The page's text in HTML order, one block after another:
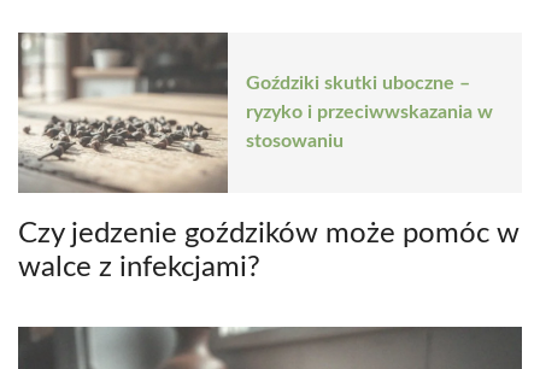
Goździki skutki uboczne –
ryzyko i przeciwwskazania w
stosowaniu
Czy jedzenie goździków może pomóc w
walce z infekcjami?